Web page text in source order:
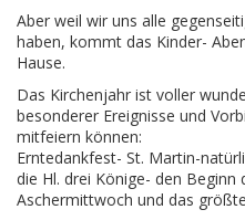
Aber weil wir uns alle
haben, kommt das Kinder-
Hause.
Das Kirchenjahr ist voller
besonderer Ereignisse und
mitfeiern können:
Erntedankfest- St. Martin-
die Hl. drei Könige- den Beginn
Aschermittwoch und das